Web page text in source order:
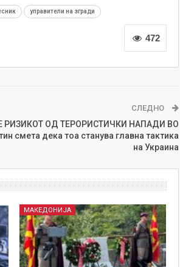
управители на згради
472
СЛЕДНО
РИЗИКОТ ОД ТЕРОРИСТИЧКИ НАПАДИ ВО
смета дека тоа станува главна тактика
на Украина
МАКЕДОНИЈА